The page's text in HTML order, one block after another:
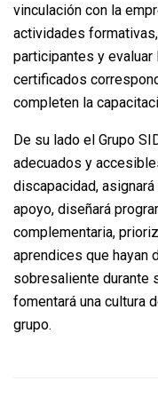
vinculación con la
actividades
participantes y
certificados
completen la
De su lado el Grupo
adecuados y
discapacidad,
apoyo, diseñará
complementaria,
aprendices que hayan
sobresaliente durante
fomentará una cultura
grupo.